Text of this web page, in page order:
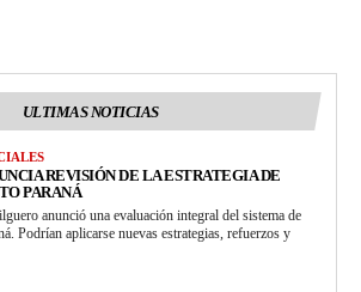
ULTIMAS NOTICIAS
REVISIÓN DE LA ESTRATEGIA DE
PARANÁ
anunció una evaluación integral del sistema de
Podrían aplicarse nuevas estrategias, refuerzos y